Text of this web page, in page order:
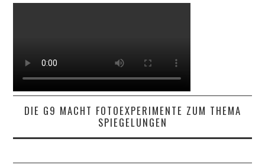
DIE G9 MACHT FOTOEXPERIMENTE ZUM THEMA
SPIEGELUNGEN